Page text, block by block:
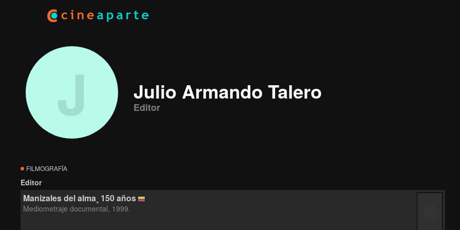
J Julio Armando Talero
Editor
FILMOGRAFÍA
Editor
Manizales del alma¸ 150 años
Mediometraje documental, 1999.